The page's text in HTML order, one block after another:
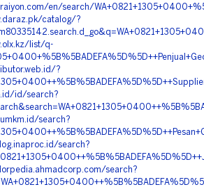
en/search/
catalog/?
list/q-
?
id/search?
search?
search?
search?